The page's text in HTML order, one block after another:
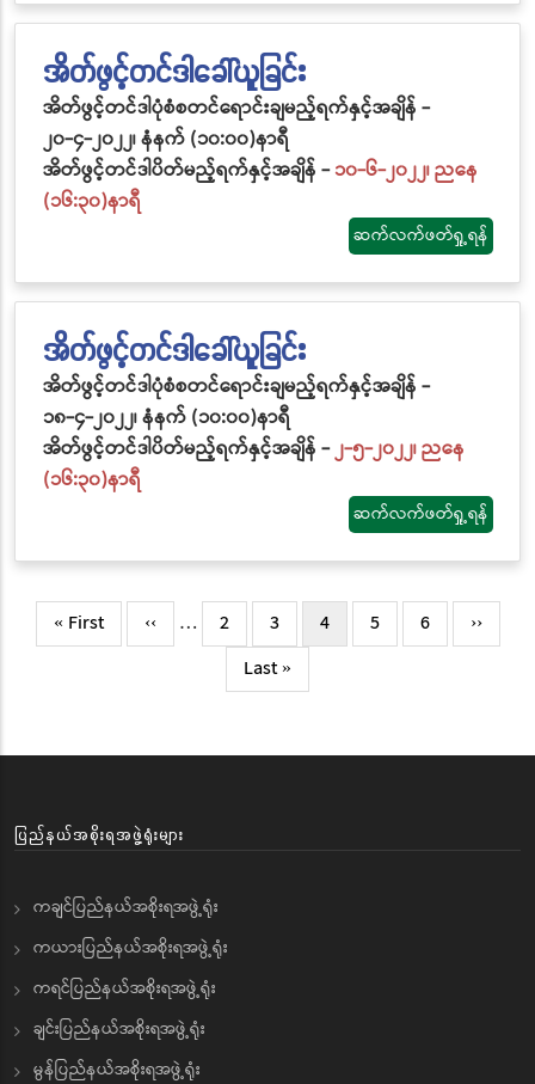
အိတ်ဖွင့်တင်ဒါခေါ်ယူခြင်း
အိတ်ဖွင့်တင်ဒါပုံစံစတင်ရောင်းချမည့်ရက်နှင့်အချိန် -
၂၀-၄-၂၀၂၂၊ နံနက် (၁၀:၀၀)နာရီ
အိတ်ဖွင့်တင်ဒါပိတ်မည့်ရက်နှင့်အချိန် -၁၀-၆-၂၀၂၂၊ ညနေ
(၁၆:၃၀)နာရီ
ဆက်လက်ဖတ်ရှု့ရန်
အိတ်ဖွင့်တင်ဒါခေါ်ယူခြင်း
အိတ်ဖွင့်တင်ဒါပုံစံစတင်ရောင်းချမည့်ရက်နှင့်အချိန် -
၁၈-၄-၂၀၂၂၊ နံနက် (၁၀:၀၀)နာရီ
အိတ်ဖွင့်တင်ဒါပိတ်မည့်ရက်နှင့်အချိန် -၂-၅-၂၀၂၂၊ ညနေ
(၁၆:၃၀)နာရီ
ဆက်လက်ဖတ်ရှု့ရန်
Pagination
First
page
« First
Previous
page
‹‹ … Page
2 Page
3
လက်ရှိ
စာမျက်နှာ
4 Page
5 Page
6
Next
page
››
Last
page
Last »
ပြည်နယ်အစိုးရအဖွဲ့ရုံးများ
ကချင်ပြည်နယ်အစိုးရအဖွဲ့ရုံး
ကယားပြည်နယ်အစိုးရအဖွဲ့ရုံး
ကရင်ပြည်နယ်အစိုးရအဖွဲ့ရုံး
ချင်းပြည်နယ်အစိုးရအဖွဲ့ရုံး
မွန်ပြည်နယ်အစိုးရအဖွဲ့ရုံး